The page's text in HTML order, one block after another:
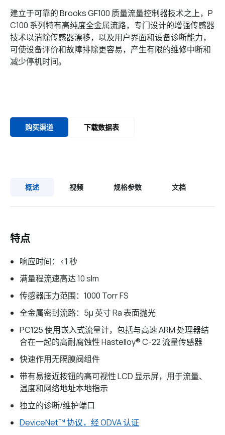
建立于可靠的 Brooks GF100 质量流量控制器技术之上，P
C100 系列特有高纯度全金属流路，专门设计的增强传感器
技术以消除传感器漂移，以及用户界面和设备诊断能力，
可使设备评价和故障排除更容易，产生有限的维修中断和
减少停机时间。
购买渠道 下载数据表
概述 视频 规格参数 文档
特点
响应时间：<1 秒
满量程流速高达 10 slm
传感器压力范围：1000 Torr FS
全金属密封流路：5µ 英寸 Ra 表面抛光
PC125 使用嵌入式流量计，包括与高速 ARM 处理器结
合在一起的高耐腐蚀性 Hastelloy® C-22 流量传感器
快速作用无隔膜阀组件
带有易接近按钮的高可视性 LCD 显示屏，用于流量、
温度和网络地址本地指示
独立的诊断/维护端口
DeviceNet™ 协议，经 ODVA 认证